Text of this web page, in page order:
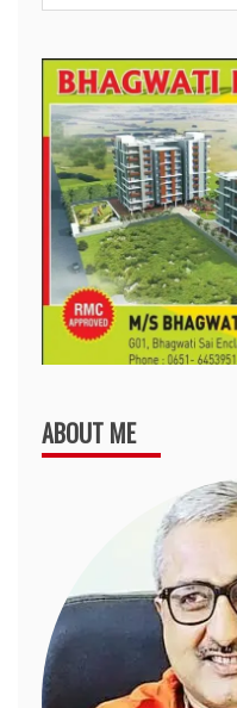
for:
ABOUT ME